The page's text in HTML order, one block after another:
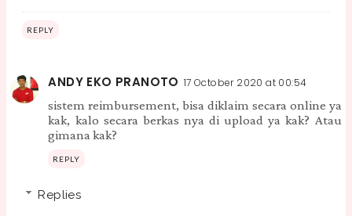
REPLY
ANDY EKO PRANOTO 17 October 2020 at 00:54
sistem reimbursement, bisa diklaim secara online ya
kak, kalo secara berkas nya di upload ya kak? Atau
gimana kak?
REPLY
Replies